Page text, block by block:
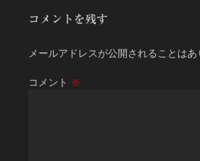
コメントを残す
メールアドレスが公開されることはあ
コメント ※